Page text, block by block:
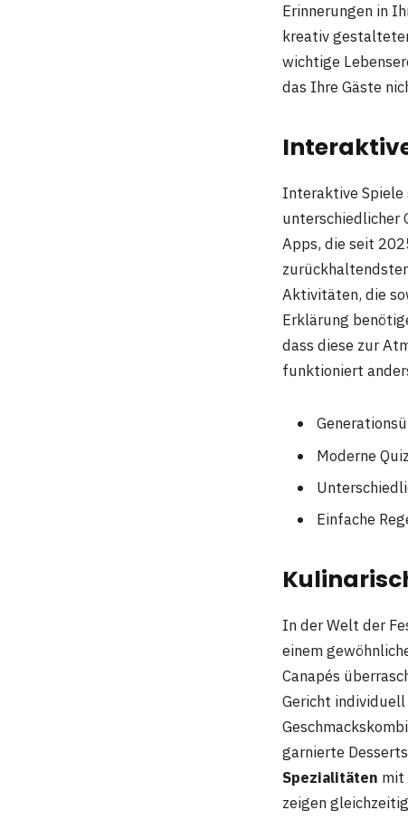
Erinnerungen in
kreativ
wichtige
das Ihre Gäste
Interaktive Spiele
unterschiedlicher
Apps, die seit
Aktivitäten, die
Erklärung
dass diese zur
funktioniert
Moderne
Einfache
In der Welt der
einem
Canapés
Gericht
garnierte
Spezialitäten mit
zeigen